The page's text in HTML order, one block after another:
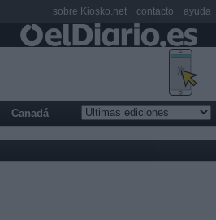
Canadá
sobre Kiosko.net contacto ayuda